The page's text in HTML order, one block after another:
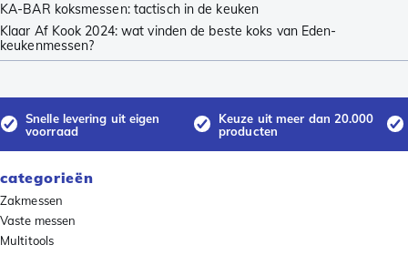
KA-BAR koksmessen: tactisch in de keuken
Klaar Af Kook 2024: wat vinden de beste koks van Eden-
keukenmessen?
Snelle levering uit eigen
voorraad
Keuze uit meer dan 20.000
producten
categorieën
Zakmessen
Vaste messen
Multitools